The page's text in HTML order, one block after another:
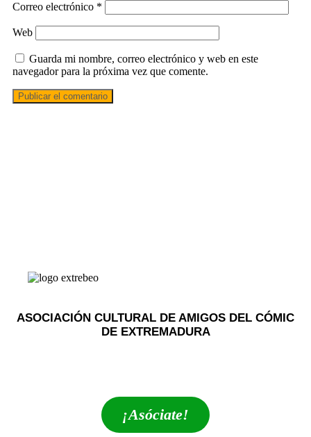
Correo electrónico *
Web
Guarda mi nombre, correo electrónico y web en este
navegador para la próxima vez que comente.
ASOCIACIÓN CULTURAL DE AMIGOS DEL CÓMIC
DE EXTREMADURA
¡Asóciate!